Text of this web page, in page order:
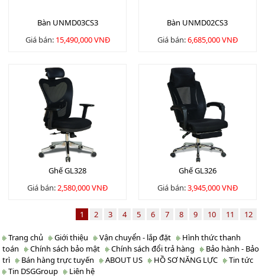
Bàn UNMD03CS3
Giá bán: 15,490,000 VNĐ
Bàn UNMD02CS3
Giá bán:6,685,000 VNĐ
Ghế GL328
Giá bán:2,580,000 VNĐ
Ghế GL326
Giá bán:3,945,000 VNĐ
1 2 3 4 5 6 7 8 9 10 11 12
Trang chủ Giới thiệu Vận chuyển - lắp đặt
Hình thức thanh
toán
Chính sách bảo mật Chính sách đổi trả hàng
Bảo hành - Bảo
trì
Bán hàng trực tuyến ABOUT US HỒ SƠ NĂNG LỰC
Tin tức
Tin DSGGroup
Liên hệ